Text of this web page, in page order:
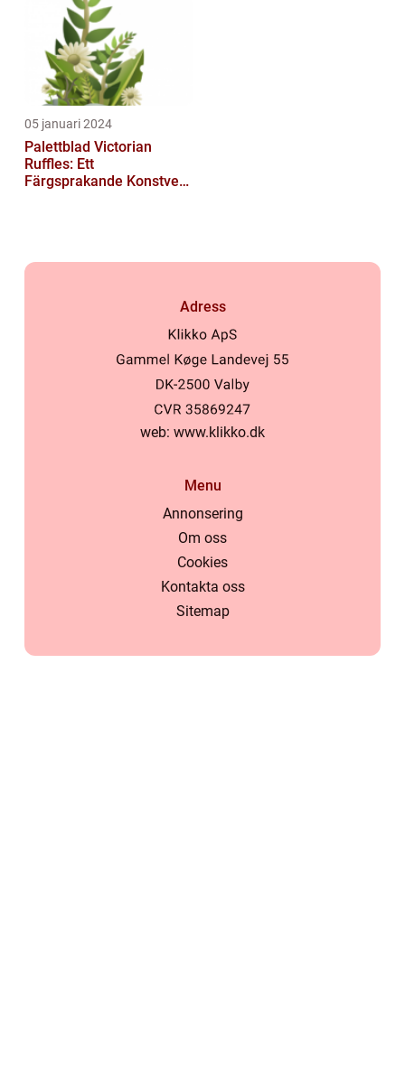
05 januari 2024
Palettblad Victorian
Ruffles: Ett
Färgsprakande Konstverk
Adress
web: www.klikko.dk
Menu
Annonsering
Om oss
Cookies
Kontakta oss
Sitemap